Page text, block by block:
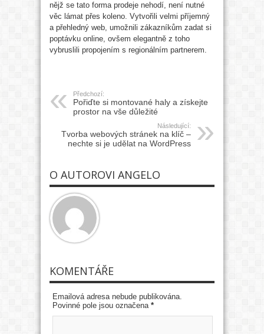
nějž se tato forma prodeje nehodí, není nutné
věc lámat přes koleno. Vytvořili velmi příjemný
a přehledný web, umožnili zákazníkům zadat si
poptávku online, ovšem elegantně z toho
vybruslili propojením s regionálním partnerem.
Předchozí:
Pořiďte si montované haly a získejte
prostor na vše důležité
Následující:
Tvorba webových stránek na klíč –
nechte si je udělat na WordPress
O AUTOROVI ANGELO
KOMENTÁŘE
Emailová adresa nebude publikována.
Povinné pole jsou označena *